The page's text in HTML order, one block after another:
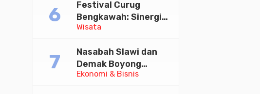
Wisata
Festival Curug
Bengkawah: Sinergi
Desa Sikasur dan
Memajukan Wisata
serta UMKM Lokal
Ekonomi & Bisnis
Nasabah Slawi dan
Demak Boyong
Toyota Innova Zenix